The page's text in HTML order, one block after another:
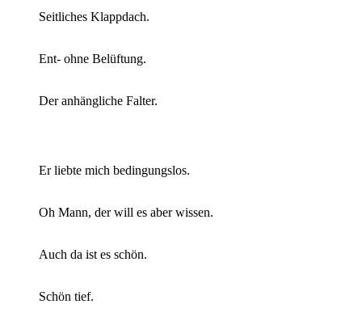
Seitliches Klappdach.
Ent- ohne Belüftung.
Der anhängliche Falter.
Er liebte mich bedingungslos.
Oh Mann, der will es aber wissen.
Auch da ist es schön.
Schön tief.